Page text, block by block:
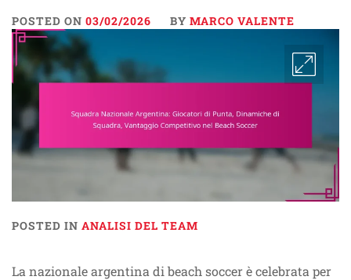
POSTED ON 03/02/2026 BY MARCO VALENTE
POSTED IN ANALISI DEL TEAM
La nazionale argentina di beach soccer è celebrata per